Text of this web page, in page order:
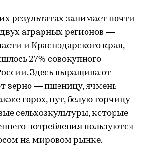
результатах занимает почти
аграрных регионов —
и Краснодарского края,
27% совокупного
Здесь выращивают
зерно — пшеницу, ячмень
горох, нут, белую горчицу
сельхозкультуры, которые
потребления пользуются
на мировом рынке.